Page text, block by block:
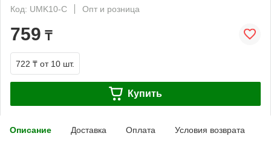
Код: UMK10-C
Опт и розница
759 ₸
722 ₸ от 10 шт.
Купить
Описание Доставка Оплата Условия возврата